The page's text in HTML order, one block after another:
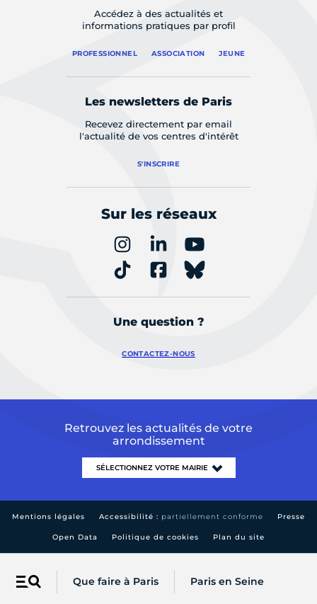
Menu Que faire à Paris Paris en Seine
Accédez à des actualités et
informations pratiques par profil
PROFESSIONNEL ASSOCIATION JEUNE
Les newsletters de Paris
Recevez directement par email
l'actualité de vos centres d'intérêt
S'INSCRIRE
Sur les réseaux
Une question ?
CONTACTEZ-NOUS
Retrouvez les actualités de votre
arrondissement
Mentions légales Accessibilité : partiellement conforme Presse
Open Data Politique de cookies Plan du site